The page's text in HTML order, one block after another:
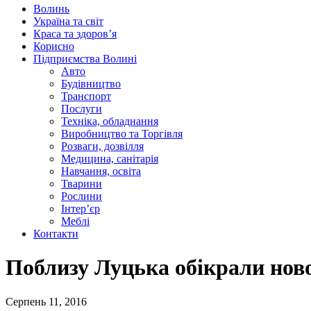
Волинь
Україна та світ
Краса та здоров’я
Корисно
Підприємства Волині
Авто
Будівництво
Транспорт
Послуги
Техніка, обладнання
Виробництво та Торгівля
Розваги, дозвілля
Медицина, санітарія
Навчання, освіта
Тварини
Рослини
Інтер’єр
Меблі
Контакти
Поблизу Луцька обікрали
Серпень 11, 2016